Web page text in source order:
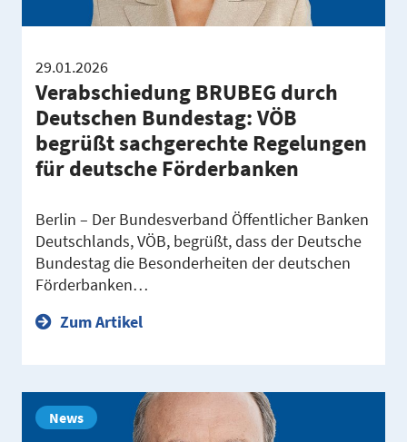
29.01.2026
Verabschiedung BRUBEG durch
Deutschen Bundestag: VÖB
begrüßt sachgerechte Regelungen
für deutsche Förderbanken
Berlin – Der Bundesverband Öffentlicher Banken
Deutschlands, VÖB, begrüßt, dass der Deutsche
Bundestag die Besonderheiten der deutschen
Förderbanken…
Zum Artikel
News